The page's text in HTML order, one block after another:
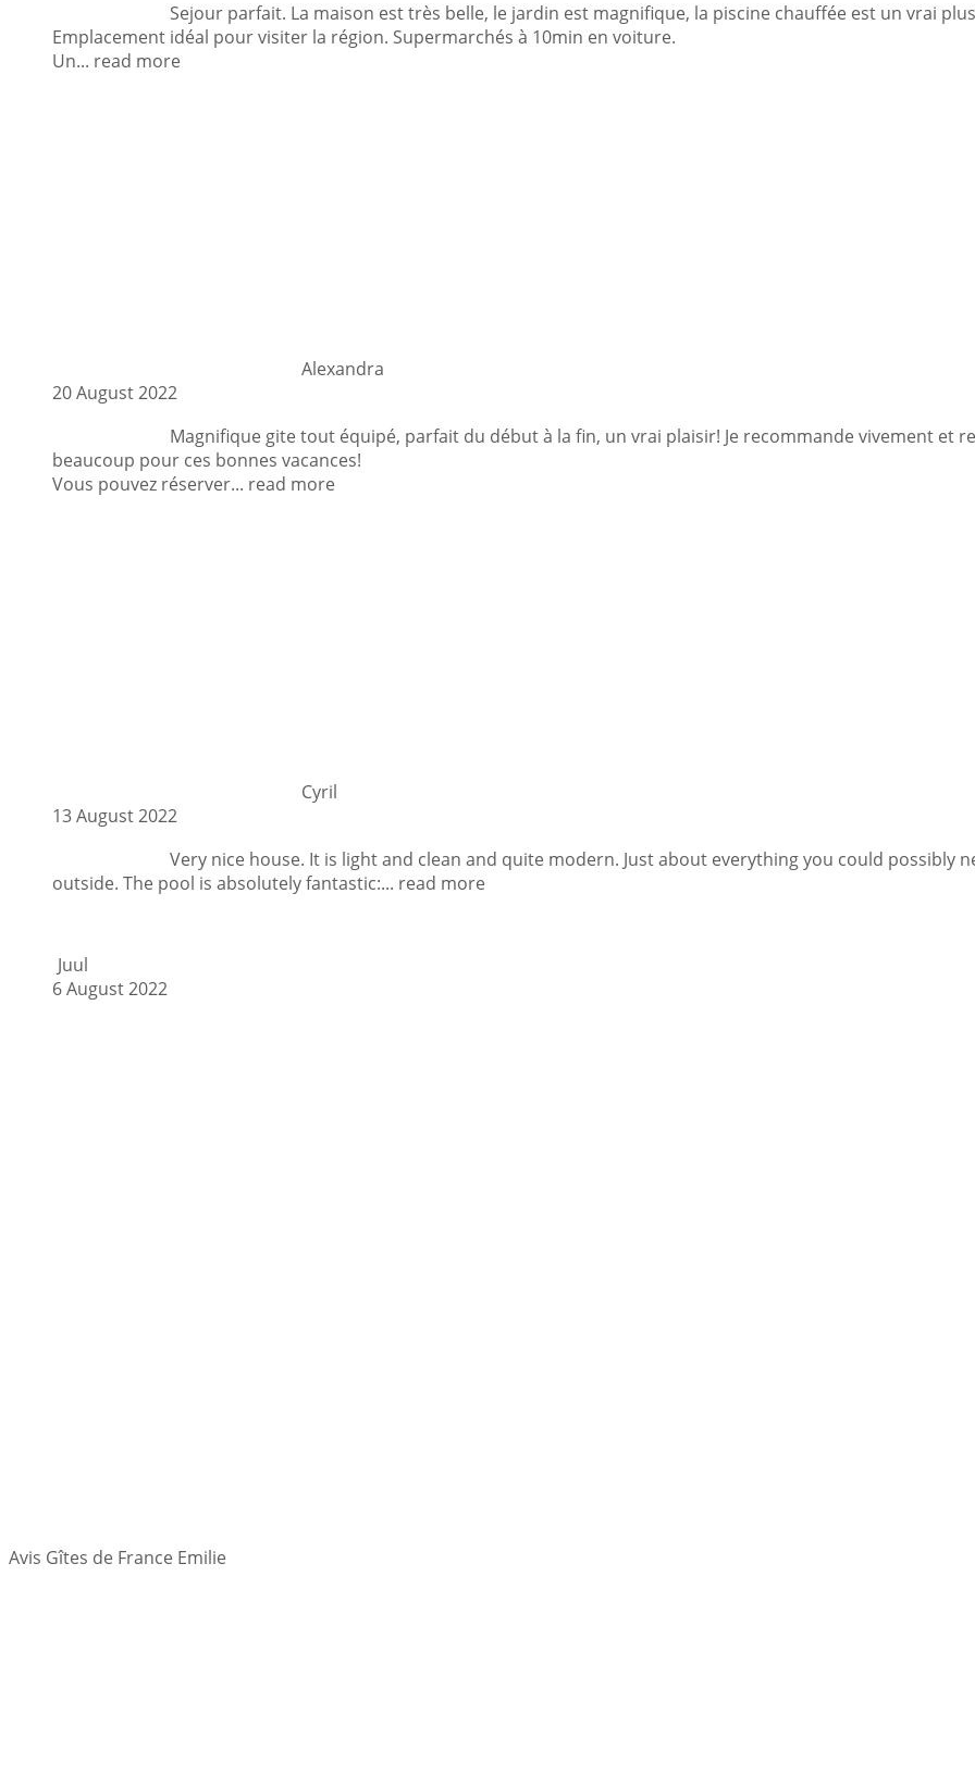
Sejour parfait. La maison est très belle, le jardin est magnifique, la piscine chauffée est un vrai
Emplacement idéal pour visiter la région. Supermarchés à 10min en voiture.
Un... read more
Alexandra
20 August 2022
Magnifique gite tout équipé, parfait du début à la fin, un vrai plaisir! Je recommande vivement et
beaucoup pour ces bonnes vacances!
Vous pouvez réserver... read more
Cyril
13 August 2022
Very nice house. It is light and clean and quite modern. Just about everything you could possibly
outside. The pool is absolutely fantastic:... read more
Juul
6 August 2022
Avis Gîtes de France Emilie